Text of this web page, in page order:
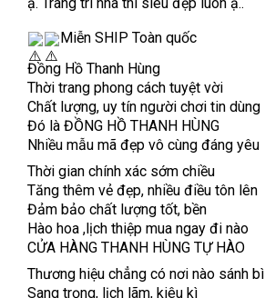
ạ. Trang trí nhà thì siêu đẹp luôn ạ..
Miễn SHIP Toàn quốc
Đồng Hồ Thanh Hùng
Thời trang phong cách tuyệt vời
Chất lượng, uy tín người chơi tin dùng
Đó là ĐỒNG HỒ THANH HÙNG
Nhiều mẫu mã đẹp vô cùng đáng yêu
Thời gian chính xác sớm chiều
Tăng thêm vẻ đẹp, nhiều điều tôn lên
Đảm bảo chất lượng tốt, bền
Hào hoa ,lịch thiệp mua ngay đi nào
CỬA HÀNG THANH HÙNG TỰ HÀO
Thương hiệu chẳng có nơi nào sánh bì
Sang trọng, lịch lãm, kiêu kì